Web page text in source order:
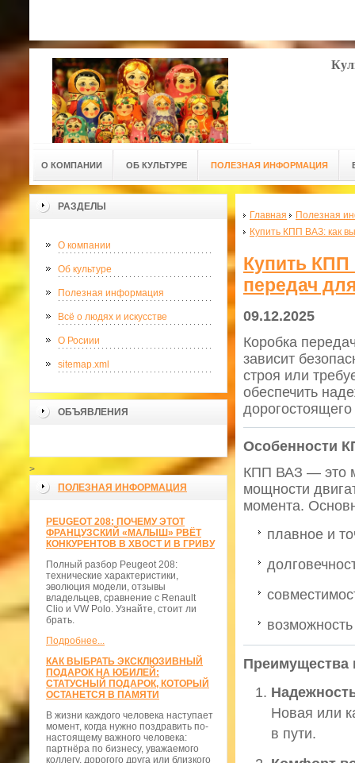
О КОМПАНИИ ОБ КУЛЬТУРЕ ПОЛЕЗНАЯ ИНФОРМАЦИЯ
РАЗДЕЛЫ
О компании
Об культуре
Полезная информация
Всё о людях и искусстве
О Росиии
sitemap.xml
ОБЪЯВЛЕНИЯ
>
ПОЛЕЗНАЯ ИНФОРМАЦИЯ
PEUGEOT 208: ПОЧЕМУ ЭТОТ
ФРАНЦУЗСКИЙ «МАЛЫШ» РВЁТ
КОНКУРЕНТОВ В ХВОСТ И В ГРИВУ
Полный разбор Peugeot 208:
технические характеристики,
эволюция модели, отзывы
владельцев, сравнение с Renault
Clio и VW Polo. Узнайте, стоит ли
брать.
Подробнее...
КАК ВЫБРАТЬ ЭКСКЛЮЗИВНЫЙ
ПОДАРОК НА ЮБИЛЕЙ:
СТАТУСНЫЙ ПОДАРОК, КОТОРЫЙ
ОСТАНЕТСЯ В ПАМЯТИ
В жизни каждого человека наступает
момент, когда нужно поздравить по-
настоящему важного человека:
партнёра по бизнесу, уважаемого
коллегу, дорогого друга или близкого
Главная
Полезная
Купить КПП ВАЗ: как
Купить
передач
09.12.2025
Коробка
зависит
строя или
обеспечить
Особенности
КПП ВАЗ — это
мощности
момента.
плавное и
Преимущества
Новая или
в пути.